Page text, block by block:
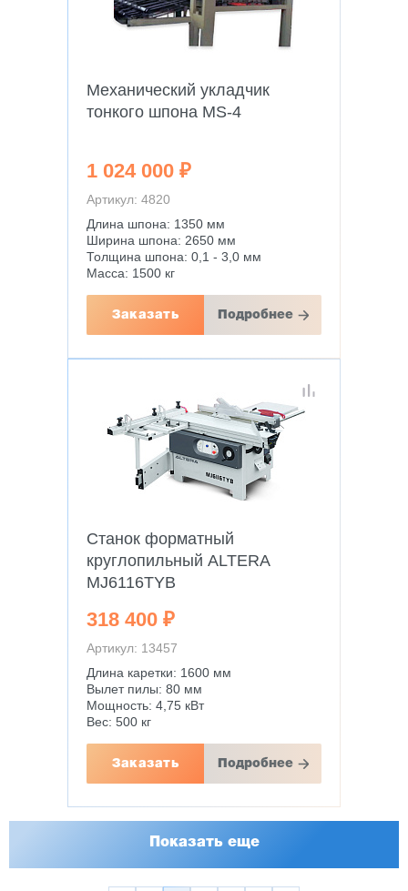
Механический укладчик
тонкого шпона MS-4
1 024 000 ₽
Артикул: 4820
Длина шпона: 1350 мм
Ширина шпона: 2650 мм
Толщина шпона: 0,1 - 3,0 мм
Масса: 1500 кг
Заказать Подробнее
Станок форматный
круглопильный ALTERA
MJ6116TYB
318 400 ₽
Артикул: 13457
Длина каретки: 1600 мм
Вылет пилы: 80 мм
Мощность: 4,75 кВт
Вес: 500 кг
Заказать Подробнее
Показать еще